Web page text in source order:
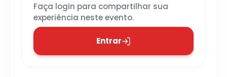
Faça login para compartilhar sua
experiência neste evento.
Entrar